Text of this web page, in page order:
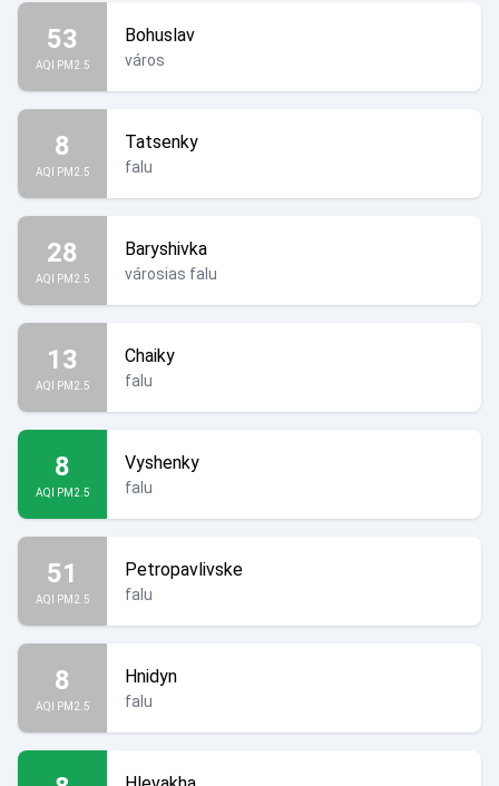
53
AQI PM2.5
Bohuslav
város
8
AQI PM2.5
Tatsenky
falu
28
AQI PM2.5
Baryshivka
városias falu
13
AQI PM2.5
Chaiky
falu
8
AQI PM2.5
Vyshenky
falu
51
AQI PM2.5
Petropavlivske
falu
8
AQI PM2.5
Hnidyn
falu